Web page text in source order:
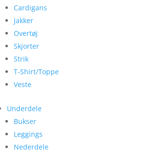
Cardigans
Jakker
Overtøj
Skjorter
Strik
T-Shirt/Toppe
Veste
Underdele
Bukser
Leggings
Nederdele